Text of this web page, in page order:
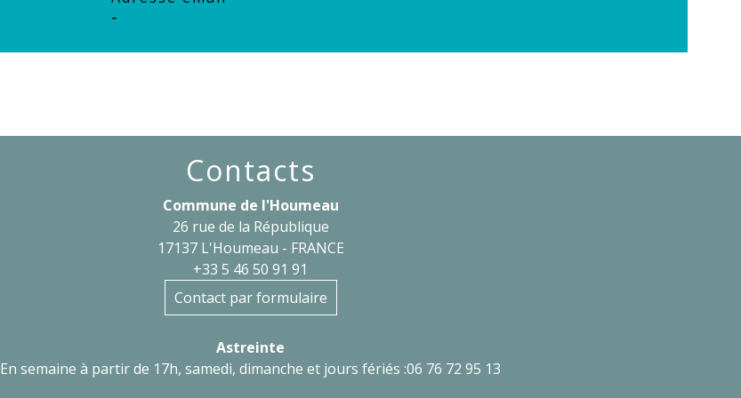
-
Contacts
Commune de l'Houmeau
26 rue de la République
17137 L'Houmeau - FRANCE
+33 5 46 50 91 91
Contact par formulaire
Astreinte
En semaine à partir de 17h, samedi, dimanche et jours fériés :06 76 72 95 13